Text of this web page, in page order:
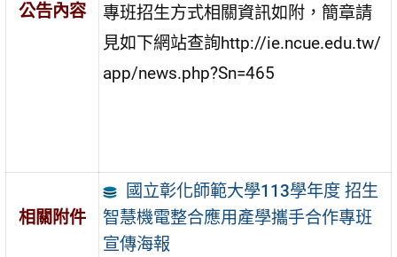
公告內容
專班招生方式相關資訊如附，簡章請
見如下網站查詢http://ie.ncue.edu.tw/
app/news.php?Sn=465
相關附件
國立彰化師範大學113學年度 招生
智慧機電整合應用產學攜手合作專班
宣傳海報